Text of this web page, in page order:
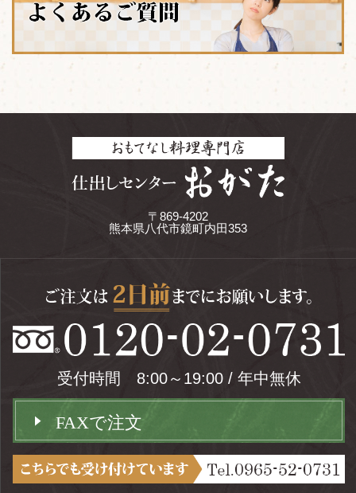
〒869-4202
熊本県八代市鏡町内田353
受付時間 8:00～19:00 / 年中無休
FAXで注文